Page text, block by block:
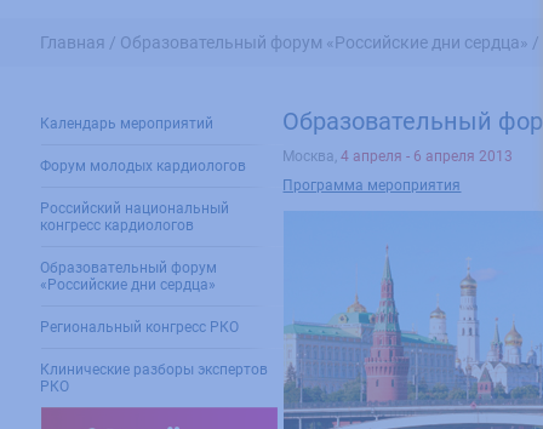
Главная / Образовательный форум «Российские дни сердца» /
Календарь мероприятий
Форум молодых кардиологов
Российский национальный
конгресс кардиологов
Образовательный форум
«Российские дни сердца»
Региональный конгресс РКО
Клинические разборы экспертов
РКО
Образовательный
Москва,4 апреля - 6 апреля 2013
Программа мероприятия